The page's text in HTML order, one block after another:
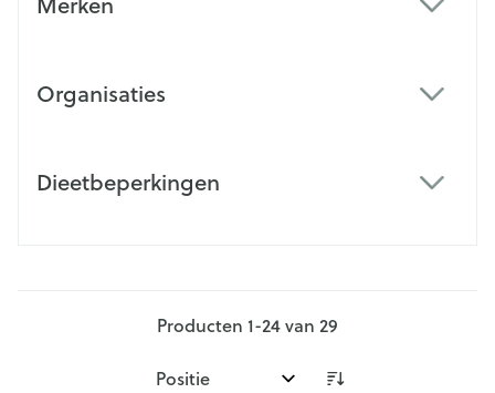
Organisaties
Dieetbeperkingen
Producten 1-24van 29
Sorteer op: